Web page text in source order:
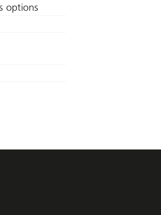
options